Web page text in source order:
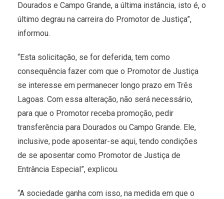
Dourados e Campo Grande, a última instância, isto é, o
último degrau na carreira do Promotor de Justiça”,
informou.
“Esta solicitação, se for deferida, tem como
consequência fazer com que o Promotor de Justiça
se interesse em permanecer longo prazo em Três
Lagoas. Com essa alteração, não será necessário,
para que o Promotor receba promoção, pedir
transferência para Dourados ou Campo Grande. Ele,
inclusive, pode aposentar-se aqui, tendo condições
de se aposentar como Promotor de Justiça de
Entrância Especial”, explicou.
“A sociedade ganha com isso, na medida em que o